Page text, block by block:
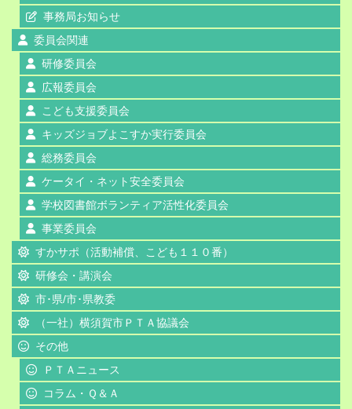
事務局お知らせ
委員会関連
研修委員会
広報委員会
こども支援委員会
キッズジョブよこすか実行委員会
総務委員会
ケータイ・ネット安全委員会
学校図書館ボランティア活性化委員会
事業委員会
すかサポ（活動補償、こども１１０番）
研修会・講演会
市･県/市･県教委
（一社）横須賀市ＰＴＡ協議会
その他
ＰＴＡニュース
コラム・Ｑ＆Ａ